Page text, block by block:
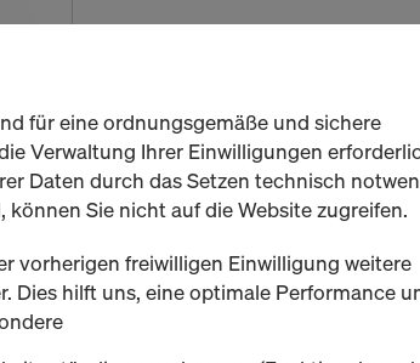
Doka-Coil 16mm
Verlorenes Spreizelement für
Expressankers.
für eine ordnungsgemäße und sichere
Verwaltung Ihrer Einwilligungen
Daten durch das Setzen technisch
Sie nicht auf die Website zugreifen.
vorherigen freiwilligen Einwilligung weitere
Dies hilft uns, eine optimale Performance